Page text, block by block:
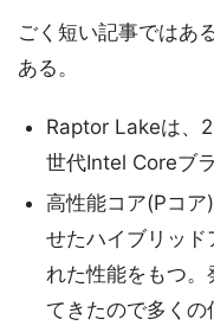
ごく短い記事ではあ
ある。
Raptor Lakeは、
世代Intel Coreブ
高性能コア(Pコア
せたハイブリッド
れた性能をもつ
てきたので多くの